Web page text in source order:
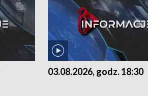
03.08.2026, godz. 18:30